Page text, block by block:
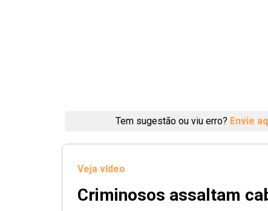
Tem sugestão ou viu erro? Envie
Veja vídeo
Criminosos assaltam